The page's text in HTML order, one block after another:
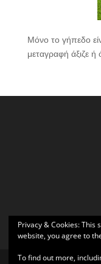
Μόνο το γήπεδο
μεταγραφή άξιζε ή
Privacy & Cookies: This
website, you agree to
To find out more,